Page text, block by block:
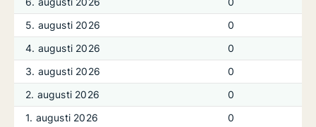
5. augusti 2026
0
4. augusti 2026
0
3. augusti 2026
0
2. augusti 2026
0
1. augusti 2026
0